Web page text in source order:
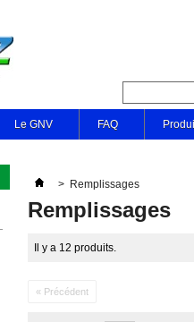
Le GNV FAQ
> Remplissages
Remplissages
Il y a 12 produits.
« Précédent